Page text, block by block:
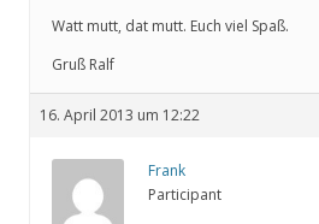
Watt mutt, dat mutt. Euch viel Spaß.
Gruß Ralf
16. April 2013 um 12:22
Frank
Participant